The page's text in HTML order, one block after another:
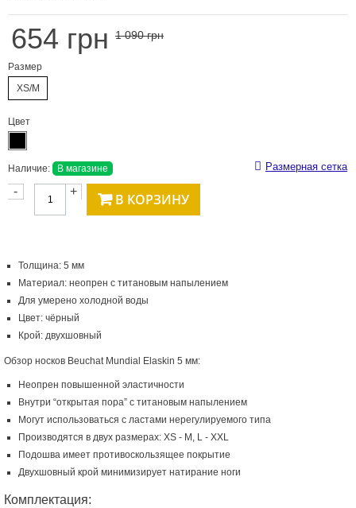
654 грн 1 090 грн
Размер
XS/M
Цвет
Наличие: В магазине Размерная сетка
- + В КОРЗИНУ
Толщина: 5 мм
Материал: неопрен с титановым напылением
Для умерено холодной воды
Цвет: чёрный
Крой: двухшовный
Обзор носков Beuchat Mundial Elaskin 5 мм:
Неопрен повышенной эластичности
Внутри “открытая пора” с титановым напылением
Могут использоваться с ластами нерегулируемого типа
Производятся в двух размерах: XS - M, L - XXL
Подошва имеет противоскользящее покрытие
Двухшовный крой минимизирует натирание ноги
Комплектация: